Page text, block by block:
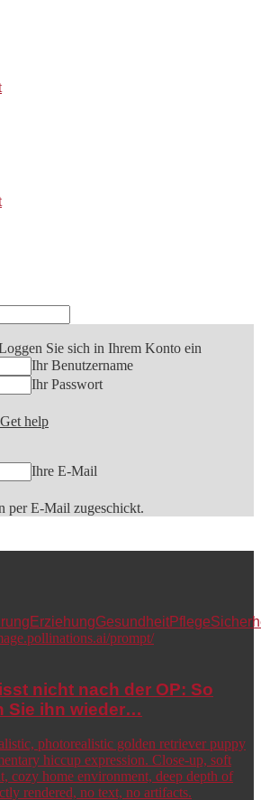
Sie sich in Ihrem Konto ein
Ihr Benutzername
Ihr Passwort
help
Ihre E-Mail
per E-Mail zugeschickt.
ErziehungGesundheitPflege
nicht nach der OP: So
Sie ihn wieder…